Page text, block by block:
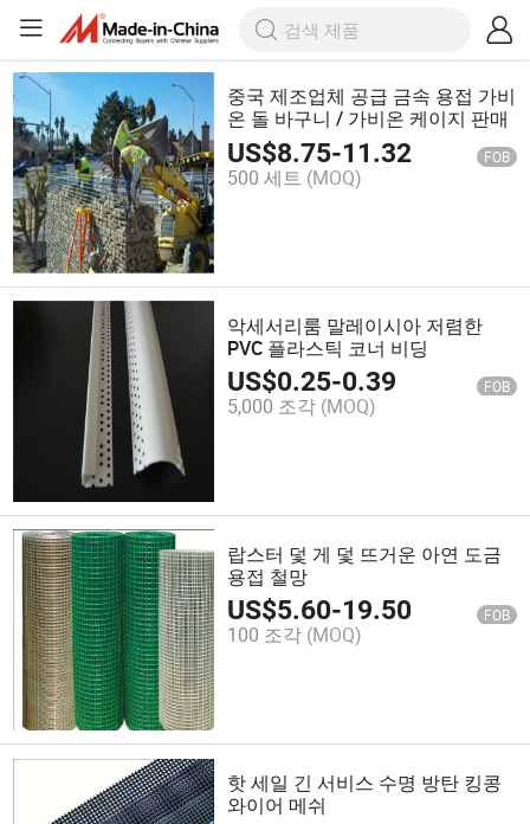
중국 제조업체 공급 금속 용접 가비
온 돌 바구니 / 가비온 케이지 판매
US$8.75-11.32 FOB
500 세트 (MOQ)
악세서리룸 말레이시아 저렴한
PVC 플라스틱 코너 비딩
US$0.25-0.39 FOB
5,000 조각 (MOQ)
랍스터 덫 게 덫 뜨거운 아연 도금
용접 철망
US$5.60-19.50 FOB
100 조각 (MOQ)
핫 세일 긴 서비스 수명 방탄 킹콩
와이어 메쉬